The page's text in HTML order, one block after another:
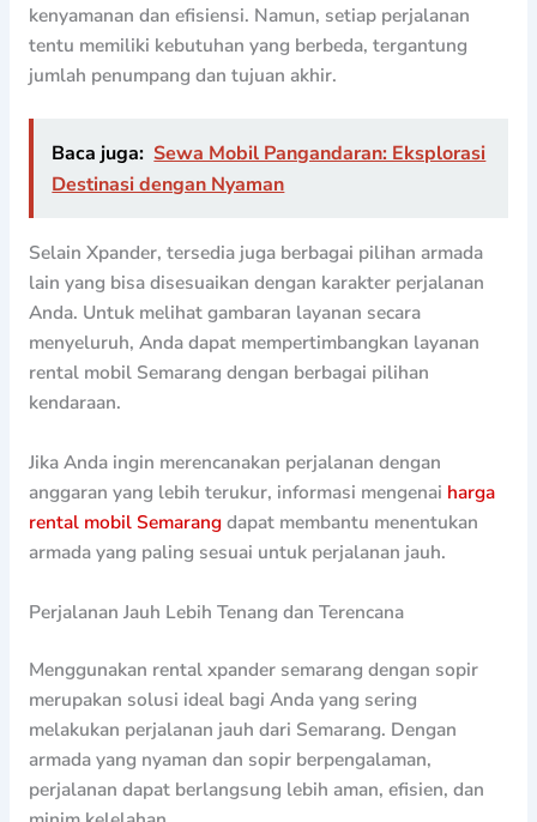
kenyamanan dan efisiensi. Namun, setiap perjalanan
tentu memiliki kebutuhan yang berbeda, tergantung
jumlah penumpang dan tujuan akhir.
Baca juga: Sewa Mobil Pangandaran: Eksplorasi
Destinasi dengan Nyaman
Selain Xpander, tersedia juga berbagai pilihan armada
lain yang bisa disesuaikan dengan karakter perjalanan
Anda. Untuk melihat gambaran layanan secara
menyeluruh, Anda dapat mempertimbangkan layanan
rental mobil Semarang dengan berbagai pilihan
kendaraan.
Jika Anda ingin merencanakan perjalanan dengan
anggaran yang lebih terukur, informasi mengenai harga
rental mobil Semarangdapat membantu menentukan
armada yang paling sesuai untuk perjalanan jauh.
Perjalanan Jauh Lebih Tenang dan Terencana
Menggunakan rental xpander semarang dengan sopir
merupakan solusi ideal bagi Anda yang sering
melakukan perjalanan jauh dari Semarang. Dengan
armada yang nyaman dan sopir berpengalaman,
perjalanan dapat berlangsung lebih aman, efisien, dan